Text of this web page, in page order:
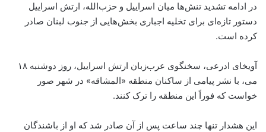
در ادامه تشدید تنش‌ها میان اسراییل و حزب‌الله، ارتش اسراییل
دستور تازه‌ای برای تخلیه اجباری بخش‌هایی از جنوب لبنان صادر
کرده است.
آویخای ادرعی، سخنگوی عرب‌زبان ارتش اسراییل، روز دوشنبه ۱۸
می، با نشر پیامی از ساکنان منطقه «المشاقه» در شهر صور
خواست که فوراً این منطقه را ترک کنند.
این هشدار تنها چند ساعت پس از آن صادر شد که او از باشندگان